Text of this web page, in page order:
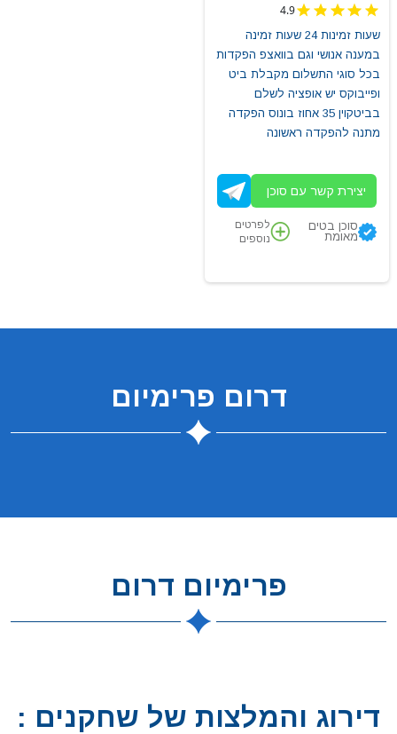
4.9
שעות זמינות 24 שעות זמינה
במענה אנושי וגם בוואצפ הפקדות
בכל סוגי התשלום מקבלת ביט
ופייבוקס יש אופציה לשלם
בביטקוין 35 אחוז בונוס הפקדה
מתנה להפקדה ראשונה
יצירת קשר עם סוכן
סוכן בטים
מאומת
לפרטים
נוספים
דרום פרימיום
פרימיום דרום
דירוג והמלצות של שחקנים :